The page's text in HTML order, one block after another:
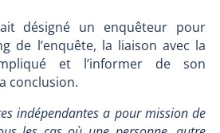
désigné un enquêteur pour
de l’enquête, la liaison avec la
et l’informer de son
conclusion.
indépendantes a pour mission de